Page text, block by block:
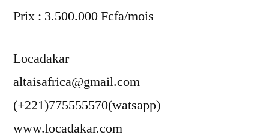
Prix : 3.500.000 Fcfa/mois
Locadakar
altaisafrica@gmail.com
(+221)775555570(watsapp)
www.locadakar.com